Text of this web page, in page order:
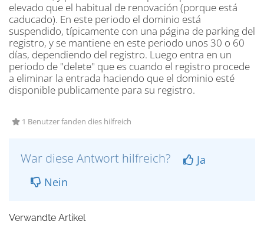
elevado que el habitual de renovación (porque está
caducado). En este periodo el dominio está
suspendido, típicamente con una página de parking del
registro, y se mantiene en este periodo unos 30 o 60
días, dependiendo del registro. Luego entra en un
periodo de "delete" que es cuando el registro procede
a eliminar la entrada haciendo que el dominio esté
disponible publicamente para su registro.
1 Benutzer fanden dies hilfreich
War diese Antwort hilfreich?
Ja
Nein
Verwandte Artikel